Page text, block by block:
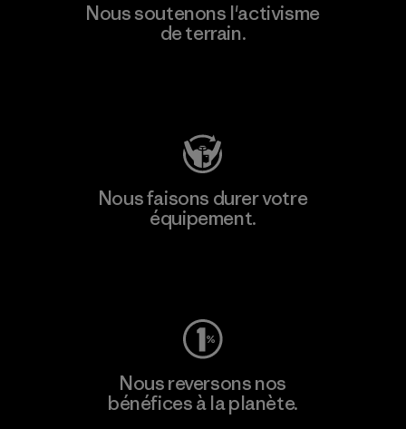
Nous soutenons l'activisme
de terrain.
Nous faisons durer votre
équipement.
Nous reversons nos
bénéfices à la planète.